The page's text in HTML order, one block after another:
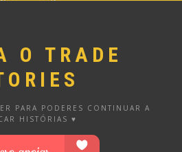
O TRADE
PARA PODERES CONTINUAR A
HISTÓRIAS ♥